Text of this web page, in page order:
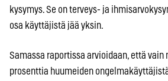
kysymys. Se on terveys- ja
osa käyttäjistä jää yksin.
Samassa raportissa arvioidaan, että vain
prosenttia huumeiden